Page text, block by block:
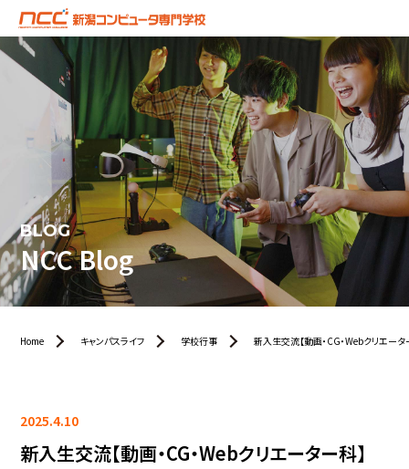
BLOG
NCC Blog
Home キャンパスライフ 学校行事 新入生交流【動画・CG・Webクリエータ
2025.4.10
新入生交流【動画・CG・Webクリエーター科】